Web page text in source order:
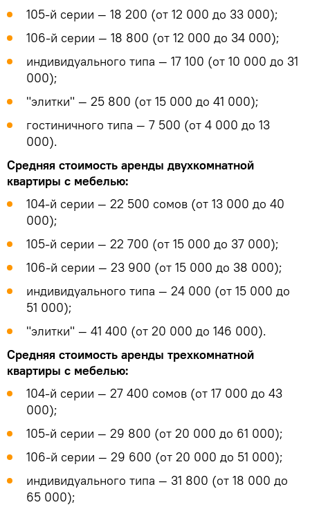
105-й серии — 18 200 (от 12 000 до 33 000);
106-й серии — 18 800 (от 12 000 до 34 000);
индивидуального типа — 17 100 (от 10 000 до 31
000);
"элитки" — 25 800 (от 15 000 до 41 000);
гостиничного типа — 7 500 (от 4 000 до 13
000).
Средняя стоимость аренды двухкомнатной
квартиры с мебелью:
104-й серии — 22 500 сомов (от 13 000 до 40
000);
105-й серии — 22 700 (от 15 000 до 37 000);
106-й серии — 23 900 (от 15 000 до 38 000);
индивидуального типа — 24 000 (от 15 000 до
51 000);
"элитки" — 41 400 (от 20 000 до 146 000).
Средняя стоимость аренды трехкомнатной
квартиры с мебелью:
104-й серии — 27 400 сомов (от 17 000 до 43
000);
105-й серии — 29 800 (от 20 000 до 61 000);
106-й серии — 29 600 (от 20 000 до 51 000);
индивидуального типа — 31 800 (от 18 000 до
65 000);